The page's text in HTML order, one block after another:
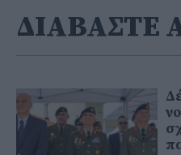
ΔΙΑΒΑΣΤΕ